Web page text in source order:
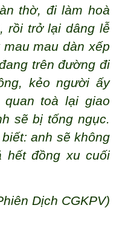
thờ, đi làm hoà
rồi trở lại dâng lễ
mau mau dàn xếp
trên đường đi
kẻo người ấy
toà lại giao
sẽ bị tống ngục.
anh sẽ không
hết đồng xu cuối
Dịch CGKPV)